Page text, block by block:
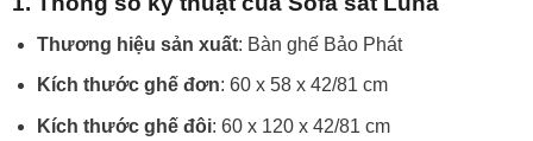
Thương hiệu sản xuất: Bàn ghế Bảo Phát
Kích thước ghế đơn: 60 x 58 x 42/81 cm
Kích thước ghế đôi: 60 x 120 x 42/81 cm